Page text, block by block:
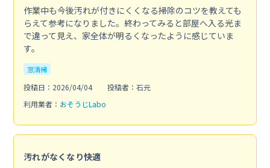
作業中も今後汚れが付きにくくなる掃除のコツを教えても
らえて参考になりました。終わってみると部屋へ入る光ま
で違って見え、家全体が明るくなったように感じていま
す。
窓清掃
投稿日：2026/04/04
投稿者：石元
利用業者： おそうじLabo
汚れがなくなり快適